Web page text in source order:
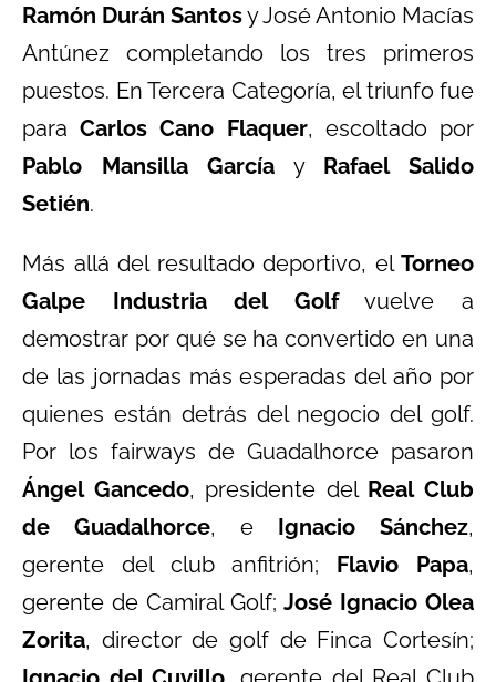
Ramón Durán Santosy José Antonio Macías
Antúnez completando los tres primeros
puestos. En Tercera Categoría, el triunfo fue
paraCarlos Cano Flaquer, escoltado por
Pablo Mansilla García y Rafael Salido
Setién.
Más allá del resultado deportivo, el Torneo
Galpe Industria del Golfvuelve a
demostrar por qué se ha convertido en una
de las jornadas más esperadas del año por
quienes están detrás del negocio del golf.
Por los fairways de Guadalhorce pasaron
Ángel Gancedo, presidente del Real Club
de Guadalhorce, e Ignacio Sánchez,
gerente del club anfitrión; Flavio Papa,
gerente de Camiral Golf;José Ignacio Olea
Zorita, director de golf de Finca Cortesín;